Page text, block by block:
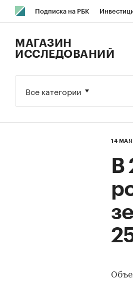
Подписка на РБК
Исследования Кредитные
МАГАЗИН
ИССЛЕДОВАНИЙ
Все категории
14 МАЯ
В